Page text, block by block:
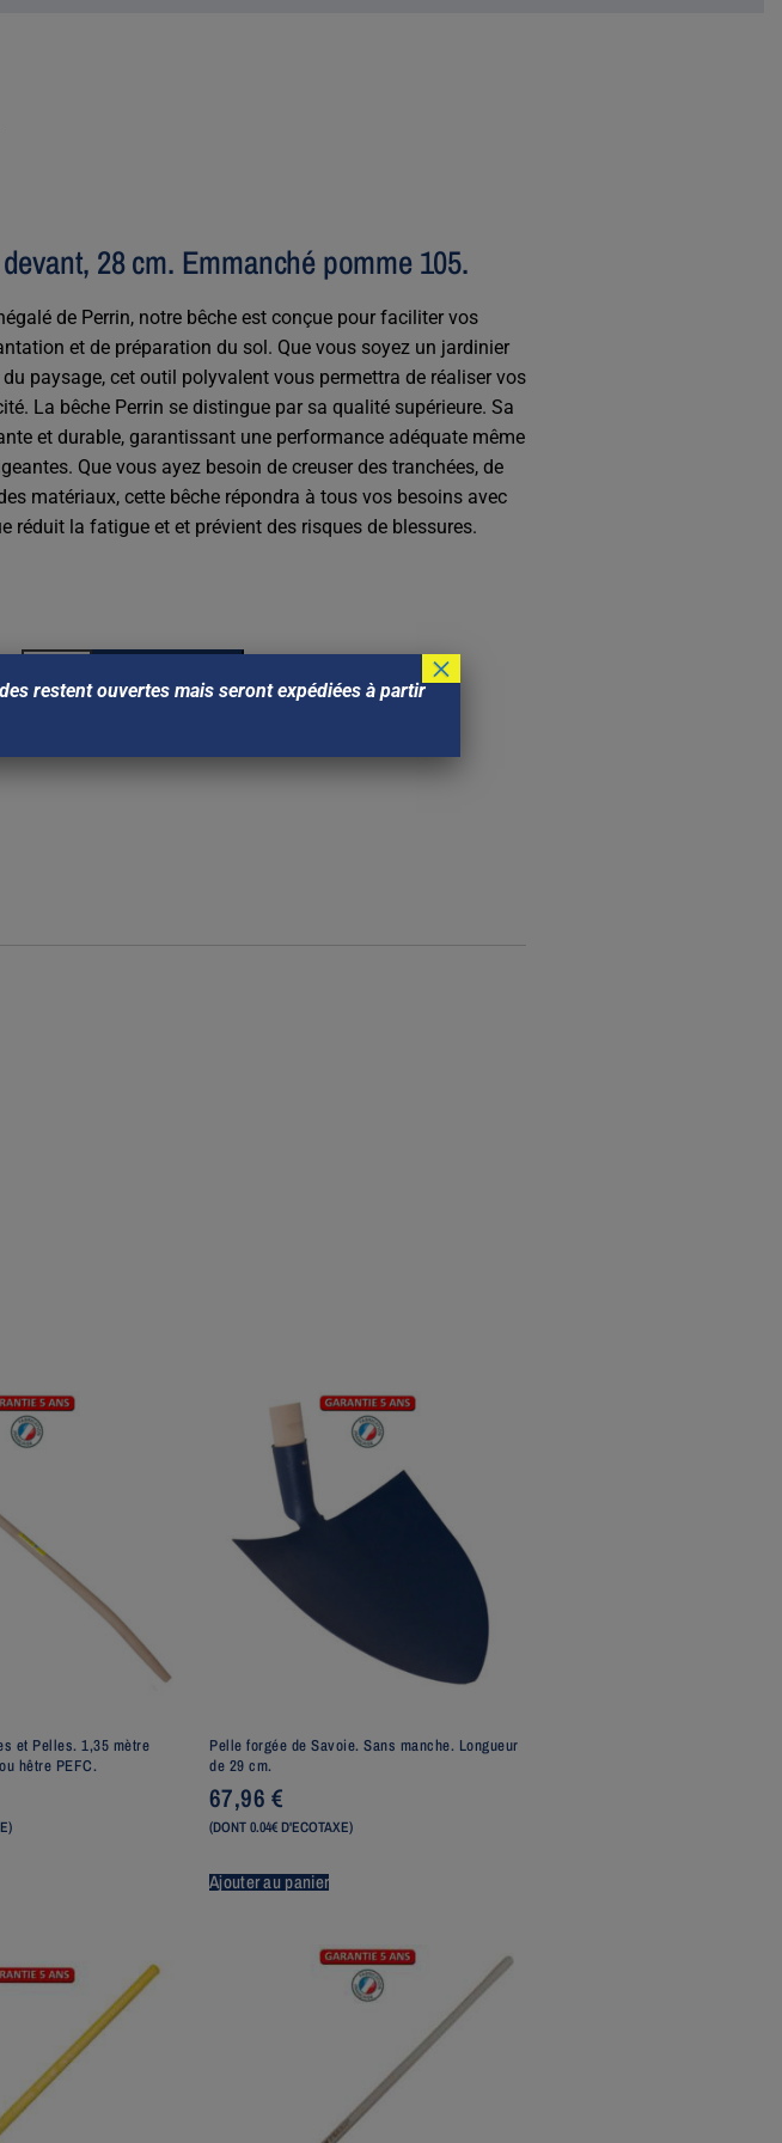
28 cm. Emmanché pomme 105.
de Perrin, notre bêche est conçue pour faciliter vos
et de préparation du sol. Que vous soyez un jardinier
paysage, cet outil polyvalent vous permettra de réaliser vos
La bêche Perrin se distingue par sa qualité supérieure. Sa
et durable, garantissant une performance adéquate même
Que vous ayez besoin de creuser des tranchées, de
matériaux, cette bêche répondra à tous vos besoins avec
réduit la fatigue et et prévient des risques de blessures.
Ajouter au panier
et Pelles. 1,35 mètre
hêtre PEFC.
Pelle forgée de Savoie. Sans manche. Longueur
de 29 cm.
67,96€
(DONT 0.04€ D'ECOTAXE)
Ajouter au panier
restent ouvertes mais seront expédiées à partir
×